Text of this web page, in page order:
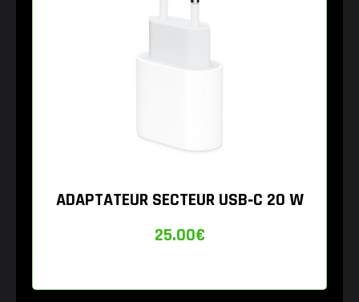
ADAPTATEUR SECTEUR USB‑C 20 W
25.00€